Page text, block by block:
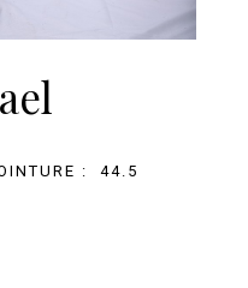
: 44.5
vous acceptez le
de partage et des
sociales